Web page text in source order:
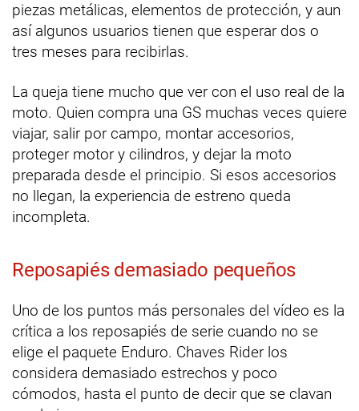
piezas metálicas, elementos de protección, y aun
así algunos usuarios tienen que esperar dos o
tres meses para recibirlas.
La queja tiene mucho que ver con el uso real de la
moto. Quien compra una GS muchas veces quiere
viajar, salir por campo, montar accesorios,
proteger motor y cilindros, y dejar la moto
preparada desde el principio. Si esos accesorios
no llegan, la experiencia de estreno queda
incompleta.
Reposapiés demasiado pequeños
Uno de los puntos más personales del vídeo es la
crítica a los reposapiés de serie cuando no se
elige el paquete Enduro. Chaves Rider los
considera demasiado estrechos y poco
cómodos, hasta el punto de decir que se clavan